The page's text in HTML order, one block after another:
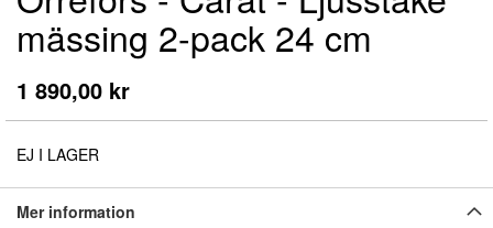
mässing 2-pack 24 cm
1 890,00 kr
EJ I LAGER
till
början
av
Mer information